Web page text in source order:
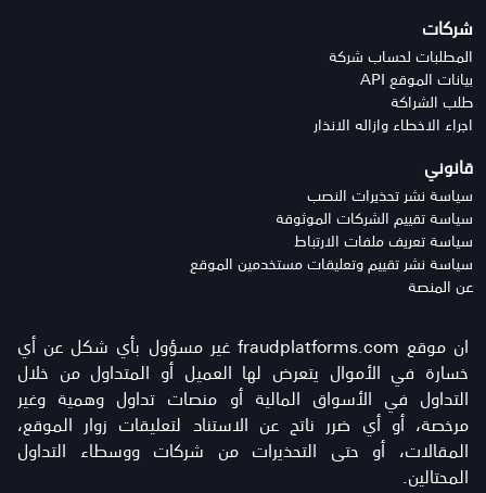
شركات
المطلبات لحساب شركة
بيانات الموقع API
طلب الشراكة
اجراء الاخطاء وازاله الانذار
قانوني
سياسة نشر تحذيرات النصب
سياسة تقييم الشركات الموثوقة
سياسة تعريف ملفات الارتباط
سياسة نشر تقييم وتعليقات مستخدمين الموقع
عن المنصة
ان موقع fraudplatforms.com غير مسؤول بأي شكل عن أي
خسارة في الأموال يتعرض لها العميل أو المتداول من خلال
التداول في الأسواق المالية أو منصات تداول وهمية وغير
مرخصة، أو أي ضرر ناتج عن الاستناد لتعليقات زوار الموقع،
المقالات، أو حتى التحذيرات من شركات ووسطاء التداول
المحتالين.